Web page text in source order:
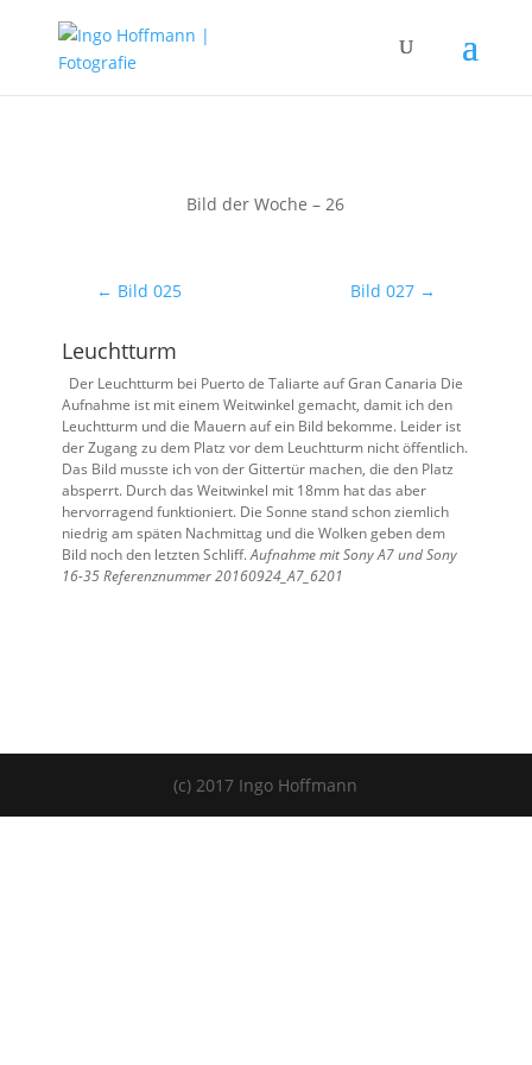
Bild der Woche – 26
← Bild 025 Bild 027 →
Leuchtturm
Der Leuchtturm bei Puerto de Taliarte auf Gran Canaria Die
Aufnahme ist mit einem Weitwinkel gemacht, damit ich den
Leuchtturm und die Mauern auf ein Bild bekomme. Leider ist
der Zugang zu dem Platz vor dem Leuchtturm nicht öffentlich.
Das Bild musste ich von der Gittertür machen, die den Platz
absperrt. Durch das Weitwinkel mit 18mm hat das aber
hervorragend funktioniert. Die Sonne stand schon ziemlich
niedrig am späten Nachmittag und die Wolken geben dem
Bild noch den letzten Schliff.Aufnahme mit Sony A7 und Sony
16-35Referenznummer 20160924_A7_6201
(c) 2017 Ingo Hoffmann